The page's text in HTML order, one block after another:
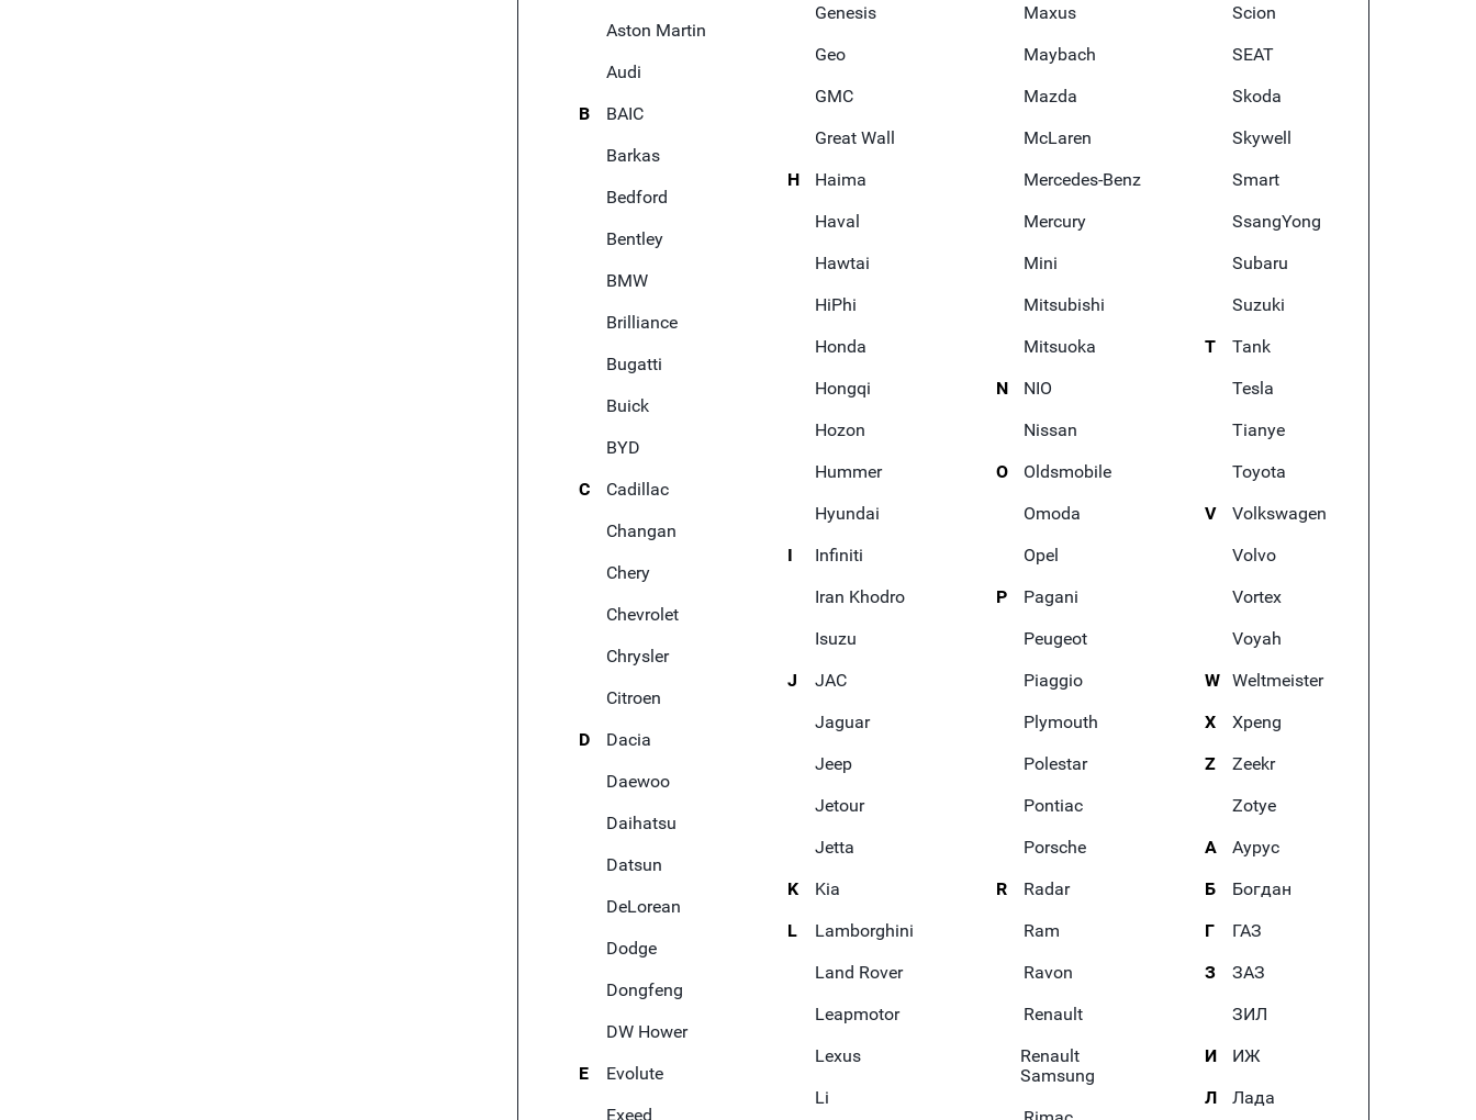
Aston Martin
Audi
B
BAIC
Barkas
Bedford
Bentley
BMW
Brilliance
Bugatti
Buick
BYD
C
Cadillac
Changan
Chery
Chevrolet
Chrysler
Citroen
D
Dacia
Daewoo
Daihatsu
Datsun
DeLorean
Dodge
Dongfeng
DW Hower
E
Evolute
Exeed
Genesis
Geo
GMC
Great Wall
H
Haima
Haval
Hawtai
HiPhi
Honda
Hongqi
Hozon
Hummer
Hyundai
I
Infiniti
Iran Khodro
Isuzu
J
JAC
Jaguar
Jeep
Jetour
Jetta
K
Kia
L
Lamborghini
Land Rover
Leapmotor
Lexus
Li
Maxus
Maybach
Mazda
McLaren
Mercedes-Benz
Mercury
Mini
Mitsubishi
Mitsuoka
N
NIO
Nissan
O
Oldsmobile
Omoda
Opel
P
Pagani
Peugeot
Piaggio
Plymouth
Polestar
Pontiac
Porsche
R
Radar
Ram
Ravon
Renault
Renault
Samsung
Scion
SEAT
Skoda
Skywell
Smart
SsangYong
Subaru
Suzuki
T
Tank
Tesla
Tianye
Toyota
V
Volkswagen
Volvo
Vortex
Voyah
W Weltmeister
X
Xpeng
Z
Zeekr
Zotye
А
Аурус
Б
Богдан
Г
ГАЗ
З
ЗАЗ
ЗИЛ
И
ИЖ
Л
Лада